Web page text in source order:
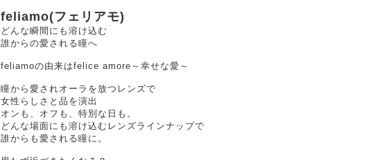
feliamo(フェリアモ)
どんな瞬間にも溶け込む
誰からの愛される瞳へ
feliamoの由来はfelice amore～幸せな愛～
瞳から愛されオーラを放つレンズで
女性らしさと品を演出
オンも、オフも、特別な日も。
どんな場面にも溶け込むレンズラインナップで
誰からも愛される瞳に。